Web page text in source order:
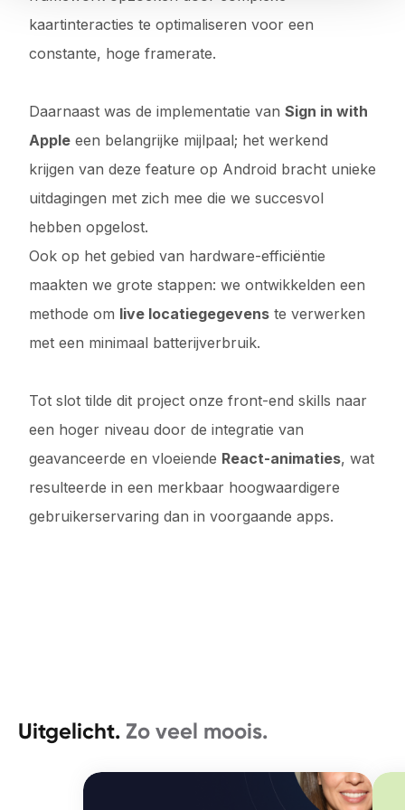
kaartinteracties te optimaliseren voor een
constante, hoge framerate.
Daarnaast was de implementatie van Sign in with
Apple een belangrijke mijlpaal; het werkend
krijgen van deze feature op Android bracht unieke
uitdagingen met zich mee die we succesvol
hebben opgelost.
Ook op het gebied van hardware-efficiëntie
maakten we grote stappen: we ontwikkelden een
methode om live locatiegegevens te verwerken
met een minimaal batterijverbruik.
Tot slot tilde dit project onze front-end skills naar
een hoger niveau door de integratie van
geavanceerde en vloeiende React-animaties, wat
resulteerde in een merkbaar hoogwaardigere
gebruikerservaring dan in voorgaande apps.
Uitgelicht. Zo veel moois.